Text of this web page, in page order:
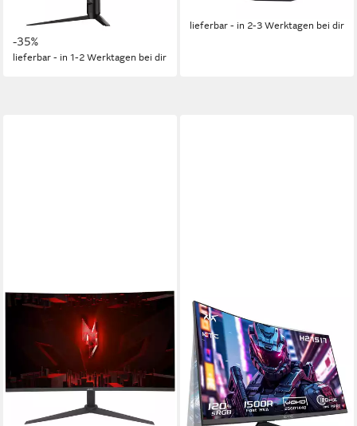
12,86 €mtl. in 24 Raten
-35%
lieferbar - in 1-2 Werktagen bei dir
lieferbar - in 2-3 Werktagen bei dir